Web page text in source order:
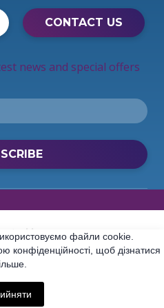
CONTACT US
news and special offers
by
Reserved
файли cookie.
конфіденційності, щоб дізнатися